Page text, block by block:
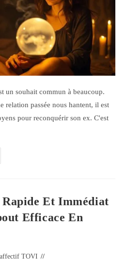
un souhait commun à beaucoup.
relation passée nous hantent, il est
pour reconquérir son ex. C'est
Et Immédiat
Efficace En
TOVI